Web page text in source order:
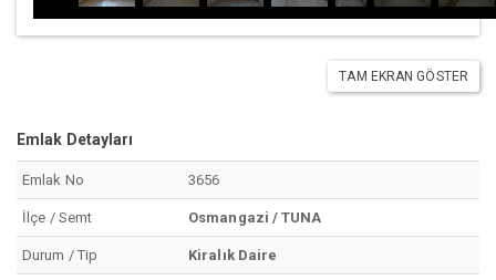
TAM EKRAN GÖSTER
Emlak Detayları
Emlak No 3656
İlçe / Semt Osmangazi / TUNA
Durum / Tip Kiralık Daire